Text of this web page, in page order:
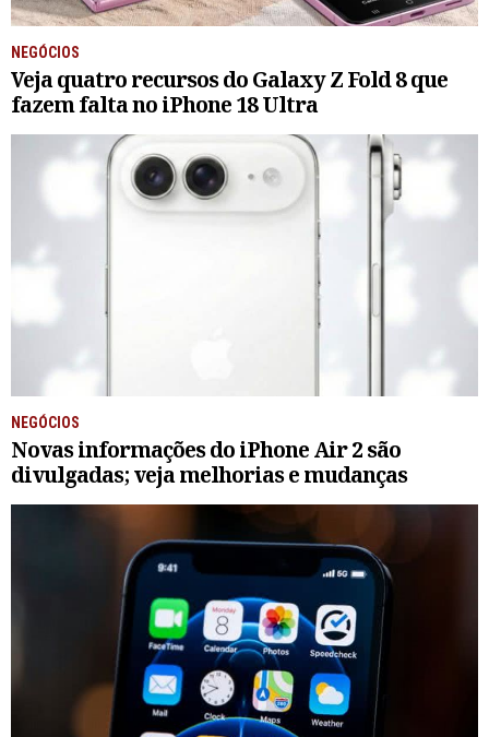
NEGÓCIOS
Veja quatro recursos do Galaxy Z Fold 8 que
fazem falta no iPhone 18 Ultra
NEGÓCIOS
Novas informações do iPhone Air 2 são
divulgadas; veja melhorias e mudanças